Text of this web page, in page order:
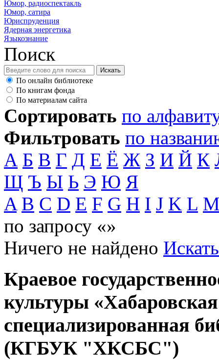
Юмор, радиоспектакль
Юмор, сатира
Юриспруденция
Ядерная энергетика
Языкознание
Поиск
По онлайн библиотеке
По книгам фонда
По материалам сайта
Сортировать по
Фильтровать по
А Б В Г Д Е Ё Ж З И Й К
Щ Ъ Ы Ь Э Ю Я
A B C D E F G H I J K L
по запросу «»
Ничего не найдено
Краевое
культуры
специализированная
(КГБУК "ХКСБС")